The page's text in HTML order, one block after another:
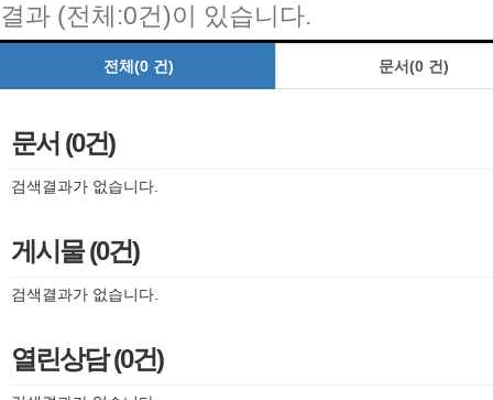
결과 (전체:0건)이 있습니다.
전체(0 건) 문서(0 건)
문서 (0건)
검색결과가 없습니다.
게시물 (0건)
검색결과가 없습니다.
열린상담 (0건)